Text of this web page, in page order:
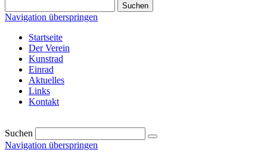
Suchen
Navigation überspringen
Startseite
Der Verein
Kunstrad
Einrad
Aktuelles
Links
Kontakt
Suchen
Navigation überspringen